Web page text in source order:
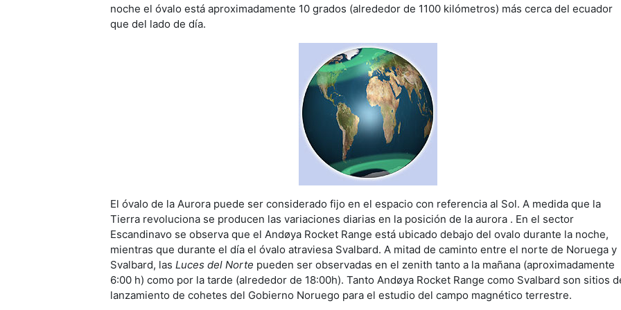
noche el óvalo está aproximadamente 10 grados (alrededor de 1100 kilómetros) más cerca del ecuador
que del lado de día.
El óvalo de la Aurora puede ser considerado fijo en el espacio con referencia al Sol. A medida que la
Tierra revoluciona se producen las variaciones diarias en la posición de la aurora . En el sector
Escandinavo se observa que el Andøya Rocket Range está ubicado debajo del ovalo durante la noche,
mientras que durante el día el óvalo atraviesa Svalbard. A mitad de caminto entre el norte de Noruega y
Svalbard, las Luces del Norte pueden ser observadas en el zenith tanto a la mañana (aproximadamente
6:00 h) como por la tarde (alrededor de 18:00h). Tanto Andøya Rocket Range como Svalbard son sitios
lanzamiento de cohetes del Gobierno Noruego para el estudio del campo magnético terrestre.